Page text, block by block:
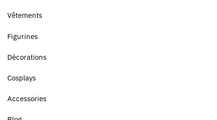
Vêtements
Figurines
Décorations
Cosplays
Accessories